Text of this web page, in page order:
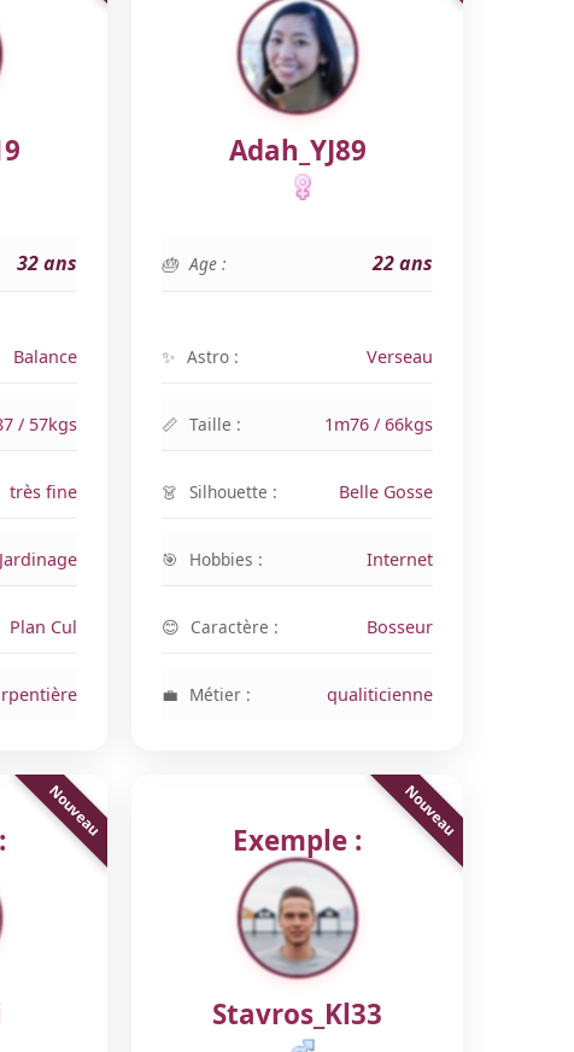
32 ans
Balance
/ 57kgs
très fine
Jardinage
Plan Cul
Adah_YJ89
Age : 22 ans
Astro : Verseau
Taille : 1m76 / 66kgs
Silhouette : Belle Gosse
Hobbies : Internet
Caractère : Bosseur
Métier : qualiticienne
Exemple :
Stavros_Kl33